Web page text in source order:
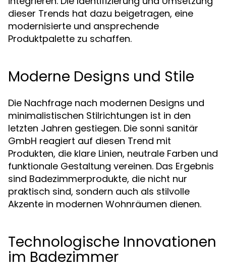
dieser Trends hat dazu beigetragen, eine
modernisierte und ansprechende
Produktpalette zu schaffen.
Moderne Designs und Stile
Die Nachfrage nach modernen Designs und
minimalistischen Stilrichtungen ist in den
letzten Jahren gestiegen. Die sonni sanitär
GmbH reagiert auf diesen Trend mit
Produkten, die klare Linien, neutrale Farben und
funktionale Gestaltung vereinen. Das Ergebnis
sind Badezimmerprodukte, die nicht nur
praktisch sind, sondern auch als stilvolle
Akzente in modernen Wohnräumen dienen.
Technologische Innovationen
im Badezimmer